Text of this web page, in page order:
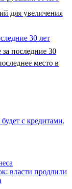
для увеличения
последние 30
место в
с кредитами,
власти продлили